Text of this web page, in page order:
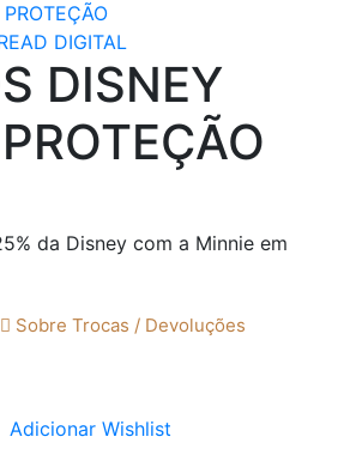
DIGITAL
DISNEY
da Disney com a Minnie em
Sobre Trocas / Devoluções
Adicionar Wishlist